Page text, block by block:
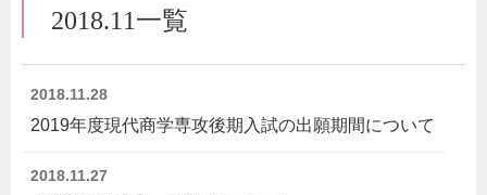
2018.11一覧
2018.11.28
2019年度現代商学専攻後期入試の出願期間について
2018.11.27